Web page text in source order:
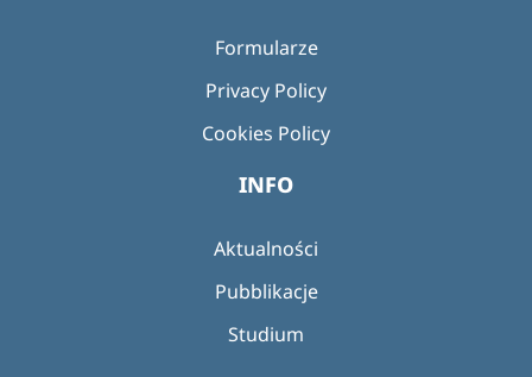
Formularze
Privacy Policy
Cookies Policy
INFO
Aktualności
Pubblikacje
Studium